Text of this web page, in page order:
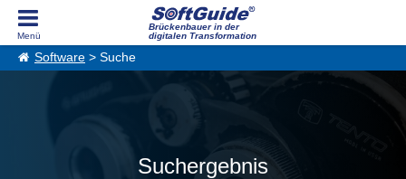
Brückenbauer in der
digitalen Transformation
Software > Suche
Suchergebnis